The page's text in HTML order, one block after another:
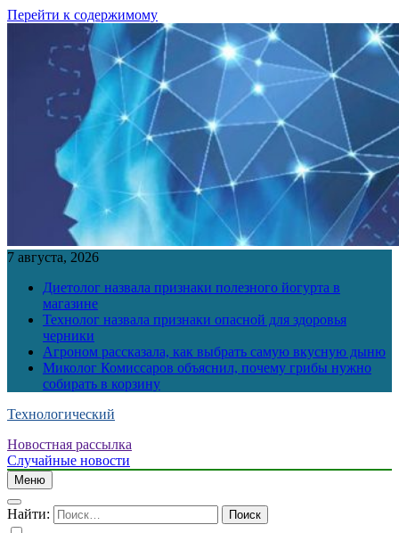
Перейти к содержимому
7 августа, 2026
Диетолог назвала признаки полезного йогурта в
магазине
Технолог назвала признаки опасной для здоровья
черники
Агроном рассказала, как выбрать самую вкусную дыню
Миколог Комиссаров объяснил, почему грибы нужно
собирать в корзину
Технологический
Новостная рассылка
Случайные новости
Меню
Найти: